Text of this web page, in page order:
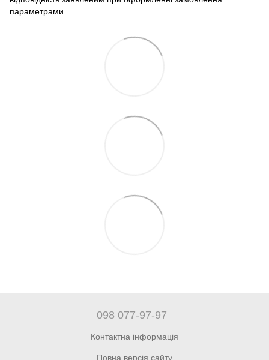
параметрами.
098 077-97-97
Контактна інформація
Повна версія сайту